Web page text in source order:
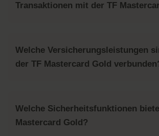
Transaktionen mit der TF
Welche Versicherungsleistungen
der TF Mastercard Gold
Welche Sicherheitsfunktionen
Mastercard Gold?